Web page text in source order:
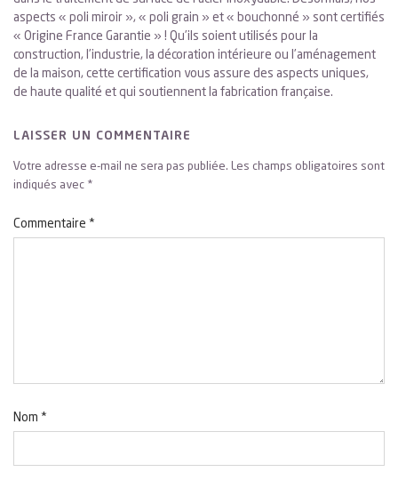
aspects « poli miroir », « poli grain » et « bouchonné » sont certifiés
« Origine France Garantie » ! Qu’ils soient utilisés pour la
construction, l’industrie, la décoration intérieure ou l’aménagement
de la maison, cette certification vous assure des aspects uniques,
de haute qualité et qui soutiennent la fabrication française.
LAISSER UN COMMENTAIRE
Votre adresse e-mail ne sera pas publiée. Les champs obligatoires sont
indiqués avec *
Commentaire *
Nom *